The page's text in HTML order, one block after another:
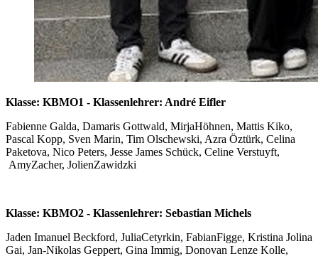
Klasse: KBMO1 - Klassenlehrer: André Eifler
Fabienne Galda, Damaris Gottwald, MirjaHöhnen, Mattis Kiko,
Pascal Kopp, Sven Marin, Tim Olschewski, Azra Öztürk, Celina
Paketova, Nico Peters, Jesse James Schück, Celine Verstuyft,
AmyZacher, JolienZawidzki
Klasse: KBMO2 - Klassenlehrer: Sebastian Michels
Jaden Imanuel Beckford, JuliaCetyrkin, FabianFigge, Kristina Jolina
Gai, Jan-Nikolas Geppert, Gina Immig, Donovan Lenze Kolle,